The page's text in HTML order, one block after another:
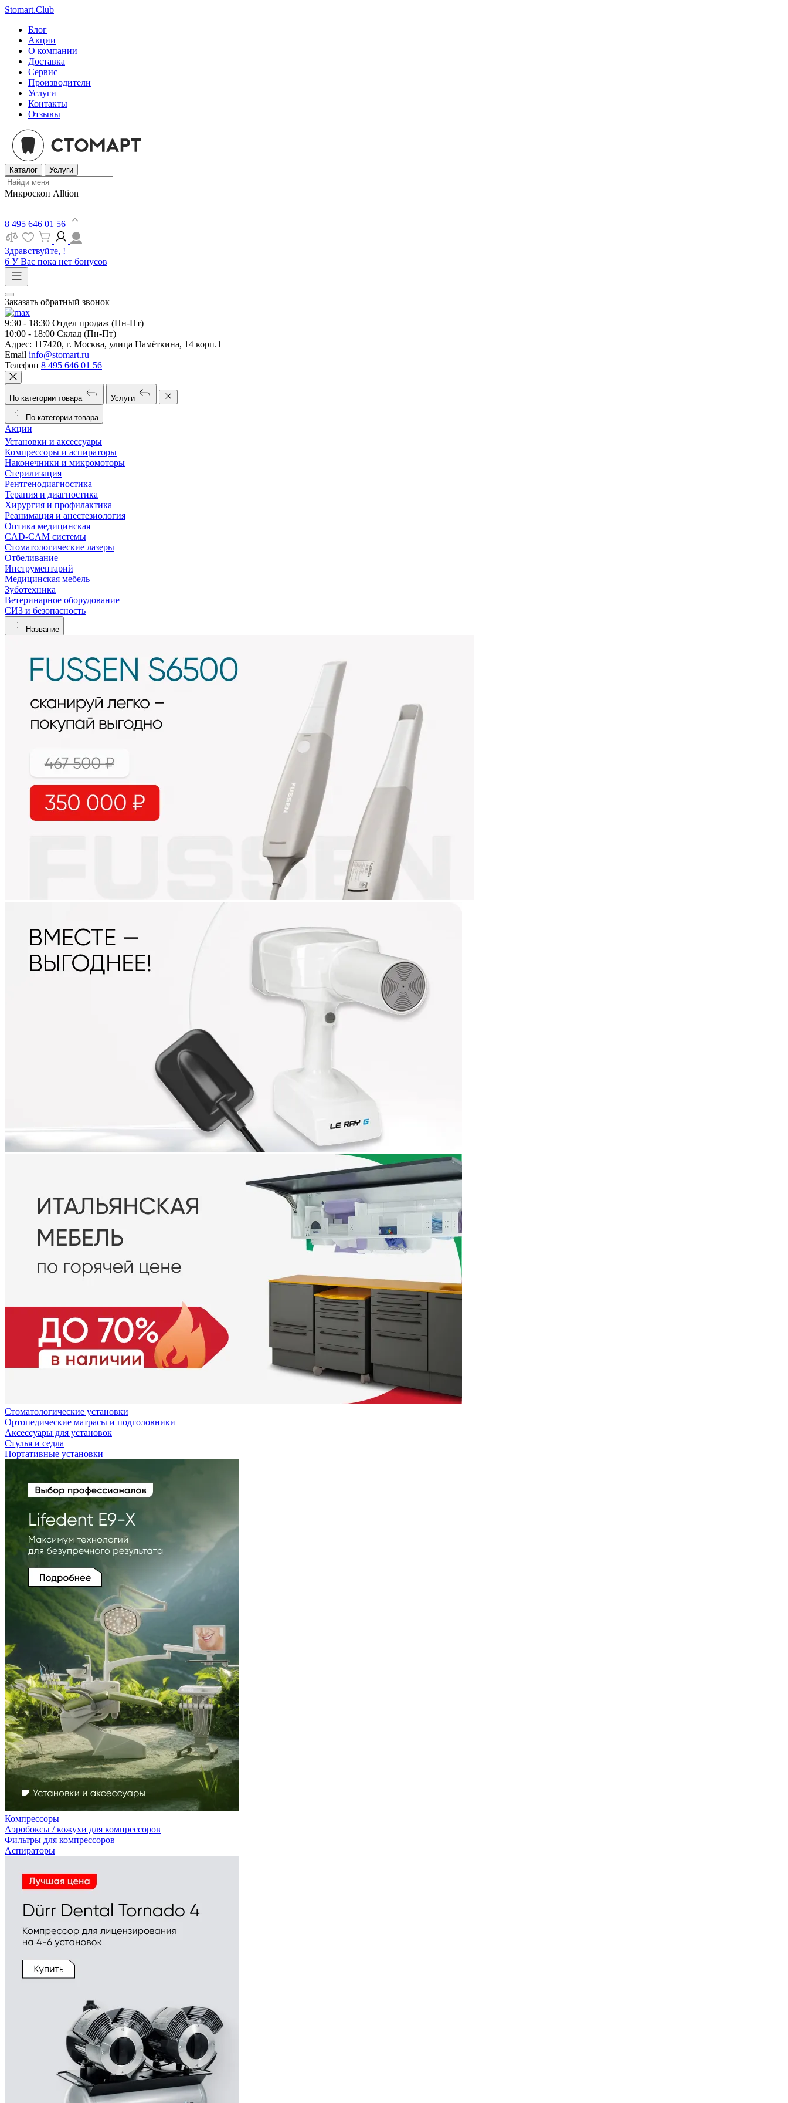
Stomart.Club
Блог
Акции
О компании
Доставка
Сервис
Производители
Услуги
Контакты
Отзывы
Каталог Услуги
Микроскоп Alltion
8 495 646 01 56
Здравствуйте, !
б У Вас пока нет бонусов
Заказать обратный звонок
9:30 - 18:30 Отдел продаж (Пн-Пт)
10:00 - 18:00 Склад (Пн-Пт)
Адрес: 117420, г. Москва, улица Намёткина, 14 корп.1
Email info@stomart.ru
Телефон 8 495 646 01 56
По категории товара Услуги
По категории товара
Акции
Установки и аксессуары
Компрессоры и аспираторы
Наконечники и микромоторы
Стерилизация
Рентгенодиагностика
Терапия и диагностика
Хирургия и профилактика
Реанимация и анестезиология
Оптика медицинская
CAD-CAM системы
Стоматологические лазеры
Отбеливание
Инструментарий
Медицинская мебель
Зуботехника
Ветеринарное оборудование
СИЗ и безопасность
Название
Стоматологические установки
Ортопедические матрасы и подголовники
Аксессуары для установок
Стулья и седла
Портативные установки
Компрессоры
Аэробоксы / кожухи для компрессоров
Фильтры для компрессоров
Аспираторы